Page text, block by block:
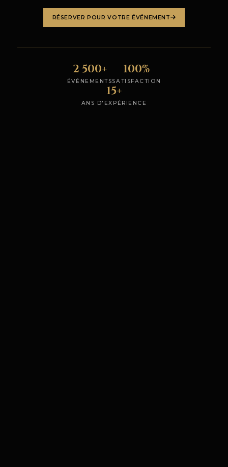
RÉSERVER POUR VOTRE ÉVÉNEMENT
2 500+
ÉVÉNEMENTS
100%
SATISFACTION
15+
ANS D'EXPÉRIENCE